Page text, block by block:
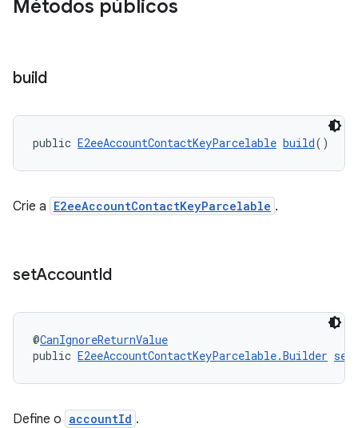
Métodos públicos
build
public E2eeAccountContactKeyParcelable build()
Crie a E2eeAccountContactKeyParcelable .
setAccountId
@CanIgnoreReturnValue
public E2eeAccountContactKeyParcelable.Builder
Define o accountId .